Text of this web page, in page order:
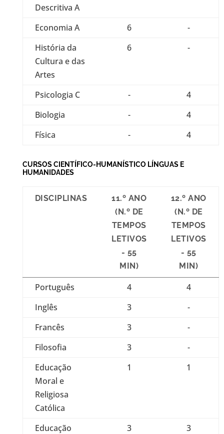
Descritiva A
Economia A 6
-
História da
Cultura e das
Artes
6 -
Psicologia C -
4
Biologia
-
4
Física
- 4
CURSOS CIENTÍFICO-HUMANÍSTICO LÍNGUAS E
HUMANIDADES
DISCIPLINAS
11.º ANO
(N.º DE
TEMPOS
LETIVOS
- 55
MIN)
12.º ANO
(N.º DE
TEMPOS
LETIVOS
- 55
MIN)
Português 4
4
Inglês
3
-
Francês
3
-
Filosofia
3
-
Educação
Moral e
Religiosa
Católica
1 1
Educação
3 3